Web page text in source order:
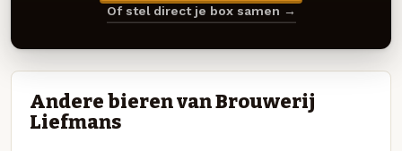
Of stel direct je box samen →
Andere bieren van Brouwerij
Liefmans